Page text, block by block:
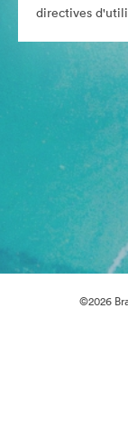
directives
©2026